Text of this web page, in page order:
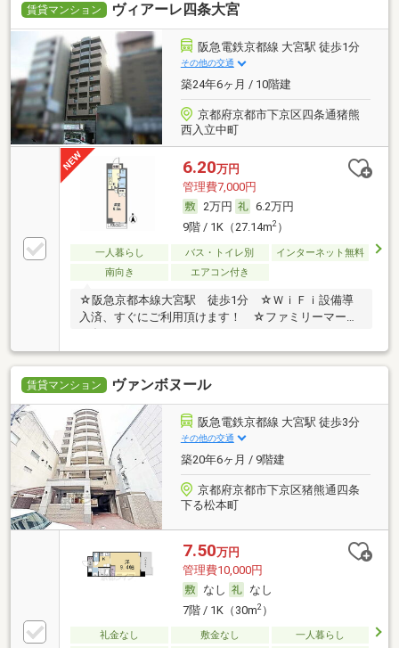
賃貸マンション ヴィアーレ四条大宮
阪急電鉄京都線 大宮駅 徒歩1分
その他の交通
築24年6ヶ月 / 10階建
京都府京都市下京区四条通猪熊
西入立中町
6.20万円
管理費7,000円
2万円
6.2万円
9階 / 1K（27.14m2）
一人暮らし バス・トイレ別
インターネット無料
南向き
エアコン付き
☆阪急京都本線大宮駅 徒歩1分 ☆ＷｉＦｉ設備導
入済、すぐにご利用頂けます！ ☆ファミリーマート
四条
賃貸マンション ヴァンボヌール
阪急電鉄京都線 大宮駅 徒歩3分
その他の交通
築20年6ヶ月 / 9階建
京都府京都市下京区猪熊通四条
下る松本町
7.50万円
管理費10,000円
なし
なし
7階 / 1K（30m2）
礼金なし 敷金なし
一人暮らし